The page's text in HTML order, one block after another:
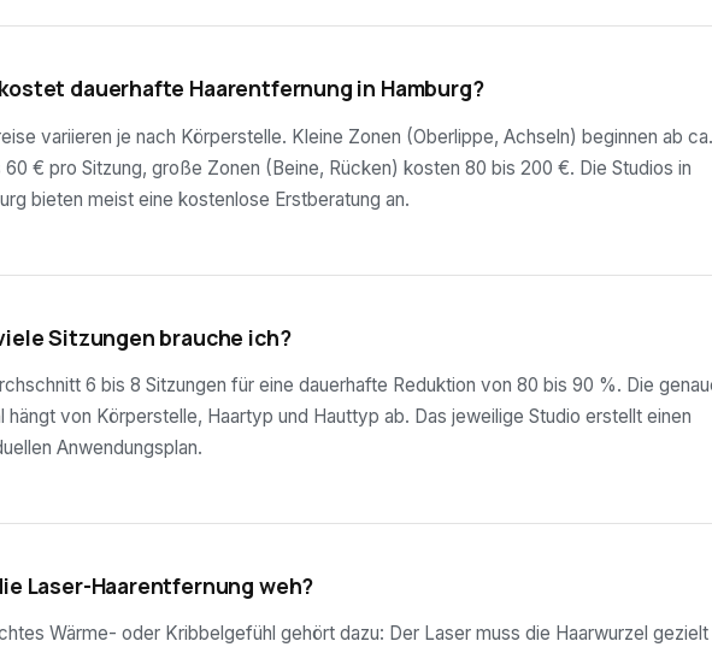
dauerhafte Haarentfernung in Hamburg?
variieren je nach Körperstelle. Kleine Zonen (Oberlippe, Achseln) beginnen ab ca.
60 € pro Sitzung, große Zonen (Beine, Rücken) kosten 80 bis 200 €. Die Studios in
bieten meist eine kostenlose Erstberatung an.
Sitzungen brauche ich?
6 bis 8 Sitzungen für eine dauerhafte Reduktion von 80 bis 90 %. Die
hängt von Körperstelle, Haartyp und Hauttyp ab. Das jeweilige Studio erstellt einen
Anwendungsplan.
Laser-Haarentfernung weh?
Wärme- oder Kribbelgefühl gehört dazu: Der Laser muss die Haarwurzel gezielt